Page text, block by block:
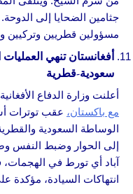
جثامين الضحايا إلى
مسؤولين قطريين
أفغانستان تنهي
سعودية-قطرية
أعلنت وزارة الدفاع
مع باكستان، عقب توترات
الوساطة السعودية
إلى الحوار وضبط النفس
آباد أي تورط في
انتهاكات السيادة، مؤكدة